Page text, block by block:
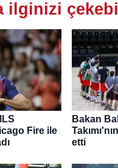
ilginizi
Fire ile
Bakan
etti